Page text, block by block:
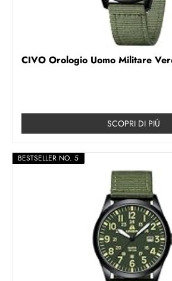
CIVO Orologio Uomo Militare
SCOPRI DI PIÚ
BESTSELLER NO. 5